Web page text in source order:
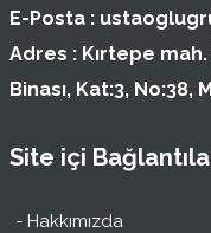
E-Posta :
Adres : Kırtepe
Binası, Kat:3, No:38,
Site içi
- Hakkımızda